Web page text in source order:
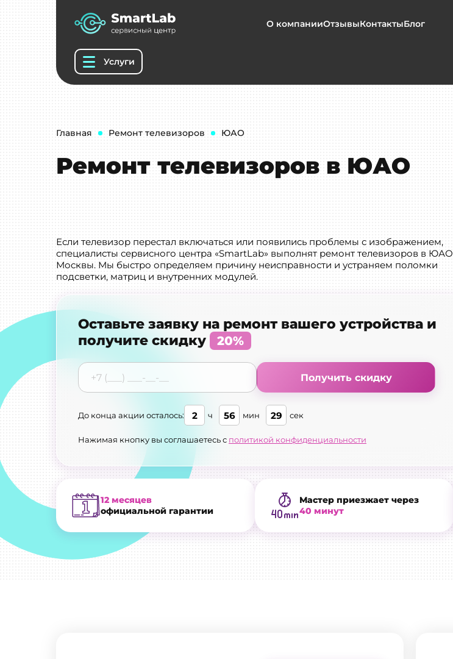
Услуги
О компанииОтзывыКонтактыБлог
Главная Ремонт телевизоров ЮАО
Ремонт телевизоров в ЮАО
Если телевизор перестал включаться или появились проблемы с изображением,
специалисты сервисного центра «SmartLab» выполнят ремонт телевизоров в ЮАО
Москвы. Мы быстро определяем причину неисправности и устраняем поломки
подсветки, матриц и внутренних модулей.
Оставьте заявку на ремонт вашего устройства и
получите скидку
20%
Получить скидку
До конца акции осталось: 2 ч 56 мин 28 сек
Нажимая кнопку вы соглашаетесь с политикой конфиденциальности
12 месяцев
официальной гарантии
Мастер приезжает через
40 минут